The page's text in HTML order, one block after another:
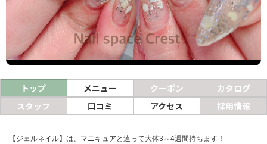
ヘアサロン
ネイルサロン
まつげサロン
エステサロン
リラクゼーションサロン
トップ メニュー クーポン
カタログ
スタッフ
口コミ アクセス 採用情報
【ジェルネイル】は、マニキュアと違って大体3～4週間持ちます！